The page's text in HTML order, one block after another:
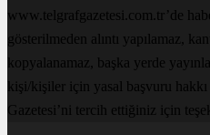
www.telgrafgazetesi.com.tr’de
gösterilmeden alıntı yapılamaz,
kopyalanamaz, başka yerde
kişi/kişiler için yasal başvuru hakkı
Gazetesi’ni tercih ettiğiniz için